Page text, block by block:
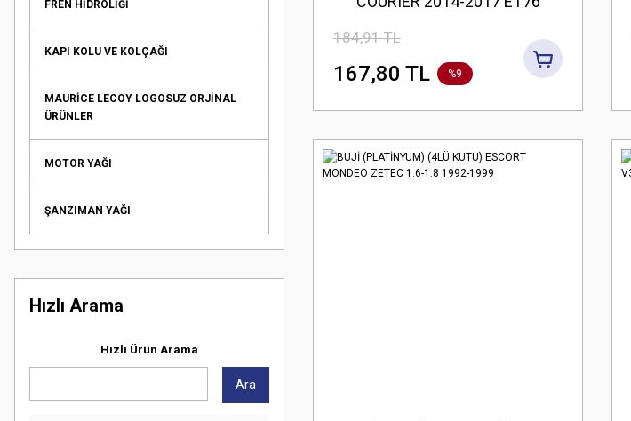
FREN HİDROLİĞİ
KAPI KOLU VE KOLÇAĞI
MAURİCE LECOY LOGOSUZ ORJİNAL
ÜRÜNLER
MOTOR YAĞI
ŞANZIMAN YAĞI
Hızlı Arama
Hızlı Ürün Arama
Ara
184,91 TL
167,80 TL %9